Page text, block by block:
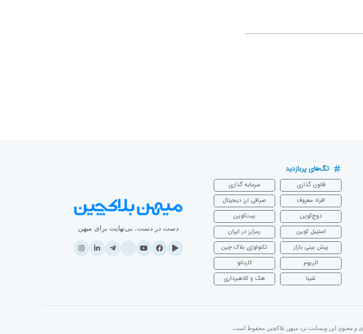
تگ‌های پربازدید
قانون گذاری
سرمایه‌ گذاری
افراد معروف
صرافی ارز دیجیتال
دوج‌کوین
بیت‌کوین
استیبل کوین
رمزارز در ایران
پیش بینی بازار
تکنولوژی بلاک چین
اتریوم
‌کاردانو
شیبا
هک و کلاهبرداری
دست در دست، بی‌نهایت برای میهن